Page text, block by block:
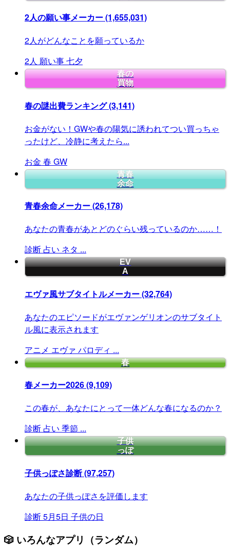
2人の願い事メーカー(1,655,031)
2人がどんなことを願っているか
2人 願い事七夕
春の
買物
春の謎出費ランキング(3,141)
お金がない！GWや春の陽気に誘われてつい買っちゃ
ったけど、冷静に考えたら...
お金 春 GW
青春
余命
青春余命メーカー(26,178)
あなたの青春があとどのぐらい残っているのか……！
診断 占い ネタ ...
EV
A
エヴァ風サブタイトルメーカー(32,764)
あなたのエピソードがエヴァンゲリオンのサブタイト
ル風に表示されます
アニメ エヴァ パロディ ...
春
春メーカー2026(9,109)
この春が、あなたにとって一体どんな春になるのか？
診断 占い 季節 ...
子供
っぽ
子供っぽさ診断(97,257)
あなたの子供っぽさを評価します
診断5月5日 子供の日
🎲 いろんなアプリ（ランダム）